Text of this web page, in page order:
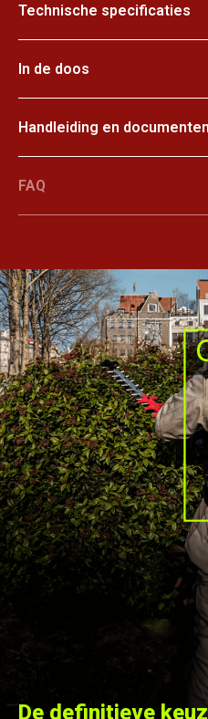
Technische specificaties
In de doos
Handleiding en documenten
FAQ
De definitieve